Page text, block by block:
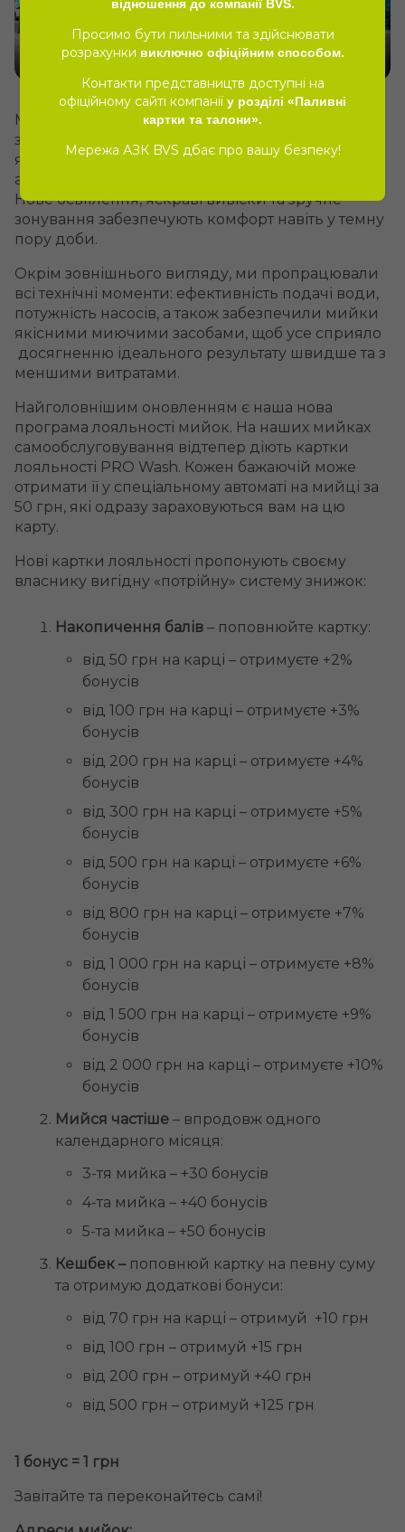
Мийки PRO Wash отримали оновлений
зовнішній вигляд: стильний, сучасний дизайн,
який не лише радує око, а й створює приємну
атмосферу під час користування послугами.
Нове освітлення, яскраві вивіски та зручне
зонування забезпечують комфорт навіть у темну
пору доби.
Окрім зовнішнього вигляду, ми пропрацювали
всі технічні моменти: ефективність подачі води,
потужність насосів, а також забезпечили мийки
якісними миючими засобами, щоб усе сприяло
досягненню ідеального результату швидше та з
меншими витратами.
Найголовнішим оновленням є наша нова
програма лояльності мийок. На наших мийках
самообслуговування відтепер діють картки
лояльності PRO Wash. Кожен бажаючій може
отримати її у спеціальному автоматі на мийці за
50 грн, які одразу зараховуються вам на цю
карту.
Нові картки лояльності пропонують своєму
власнику вигідну «потрійну» систему знижок:
Накопичення балів – поповнюйте картку:
від 50 грн на карці – отримуєте +2%
бонусів
від 100 грн на карці – отримуєте +3%
бонусів
від 200 грн на карці – отримуєте +4%
бонусів
від 300 грн на карці – отримуєте +5%
бонусів
від 500 грн на карці – отримуєте +6%
бонусів
від 800 грн на карці – отримуєте +7%
бонусів
від 1 000 грн на карці – отримуєте +8%
бонусів
від 1 500 грн на карці – отримуєте +9%
бонусів
від 2 000 грн на карці – отримуєте +10%
бонусів
Мийся частіше – впродовж одного
календарного місяця:
3-тя мийка – +30 бонусів
4-та мийка – +40 бонусів
5-та мийка – +50 бонусів
Кешбек – поповнюй картку на певну суму
та отримую додаткові бонуси:
від 70 грн на карці – отримуй +10 грн
від 100 грн – отримуй +15 грн
від 200 грн – отримуй +40 грн
від 500 грн – отримуй +125 грн
1 бонус = 1 грн
Завітайте та переконайтесь самі!
відношення до компанії BVS.
Просимо бути пильними та здійснювати
розрахунки виключно офіційним способом.
Контакти представництв доступні на
офіційному сайті компаніїу розділі «Паливні
картки та талони».
Мережа АЗК BVS дбає про вашу безпеку!